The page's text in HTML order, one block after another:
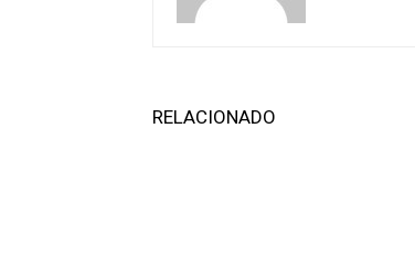
RELACIONADO